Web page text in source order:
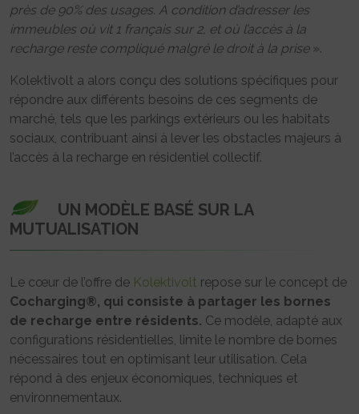
près de 90% des usages. A condition d’adresser les
immeubles où vit 1 français sur 2, et où l’accès à la
recharge reste compliqué malgré le droit à la prise».
Kolektivolt a alors conçu des solutions spécifiques pour
répondre aux différents besoins de ces segments de
marché, tels que les parkings extérieurs ou les habitats
sociaux, contribuant ainsi à lever les obstacles majeurs à
l’accès à la recharge en résidentiel collectif.
UN MODÈLE BASÉ SUR LA
MUTUALISATION
Le cœur de l’offre de Kolektivolt repose sur le concept de
Cocharging®, qui consiste à partager les bornes
de recharge entre résidents. Ce modèle, adapté aux
configurations résidentielles, limite le nombre de bornes
nécessaires tout en optimisant leur utilisation. Cela
répond à des enjeux économiques, techniques et
environnementaux.